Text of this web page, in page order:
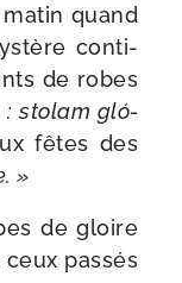
quand
conti­
de robes
: sto­lam gló­
fêtes des
»
de gloire
pas­sés